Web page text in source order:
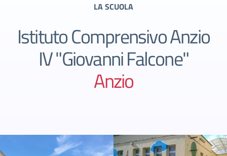
LA SCUOLA
Istituto Comprensivo Anzio
IV "Giovanni Falcone"
Anzio